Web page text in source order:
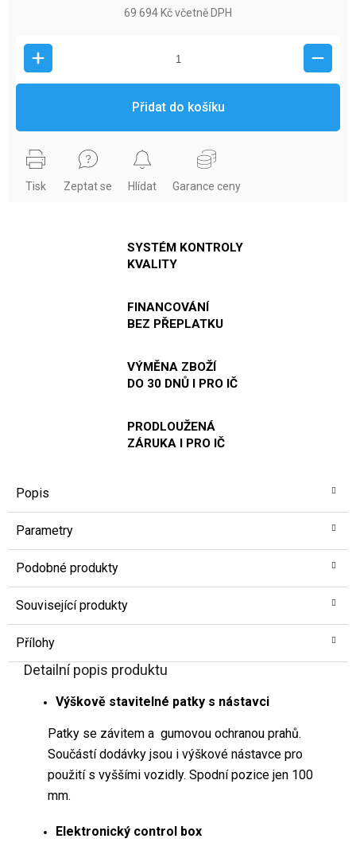
69 694 Kč včetně DPH
Přidat do košíku
Tisk Zeptat se Hlídat Garance ceny
SYSTÉM KONTROLY
KVALITY
FINANCOVÁNÍ
BEZ PŘEPLATKU
VÝMĚNA ZBOŽÍ
DO 30 DNŮ I PRO IČ
PRODLOUŽENÁ
ZÁRUKA I PRO IČ
Popis
Parametry
Podobné produkty
Související produkty
Přílohy
Detailní popis produktu
Výškově stavitelné patky s nástavci
Patky se závitem a gumovou ochranou prahů.
Součástí dodávky jsou i výškové nástavce pro
použití s vyššími vozidly. Spodní pozice jen 100
mm.
Elektronický control box